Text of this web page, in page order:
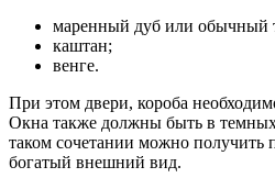
маренный дуб или обычный
каштан;
венге.
При этом двери, короба
Окна также должны быть в темных
таком сочетании можно
богатый внешний вид.